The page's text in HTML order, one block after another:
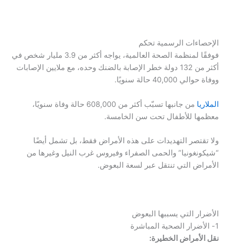
الإحصاءات الرسمية تحكم
فوفقًا لمنظمة الصحة العالمية، يواجه أكثر من 3.9 مليار شخص في
أكثر من 132 دولة خطر الإصابة بالضنك وحده، مع ملايين الإصابات
ووفاة حوالي 40,000 حالة سنويًا.
الملاريا
من جانبها تسبّب أكثر من 608,000 حالة وفاة سنويًا،
معظمها للأطفال تحت سن الخامسة.
ولا تقتصر التهديدات على هذه الأمراض فقط، بل تشمل أيضًا
“شيكونغونيا” والحمى الصفراء وفيروس غرب النيل وغيرها من
الأمراض التي تنتقل عبر لسعة البعوض.
الأضرار التي يسببها البعوض
1- الأضرار الصحية المباشرة
نقل الأمراض الخطيرة: